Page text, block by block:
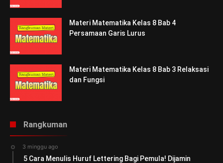
Materi Matematika Kelas 8 Bab 4
Persamaan Garis Lurus
Materi Matematika Kelas 8 Bab 3 Relaksasi
dan Fungsi
Rangkuman
3 minggu ago
5 Cara Menulis Huruf Lettering Bagi Pemula! Dijamin